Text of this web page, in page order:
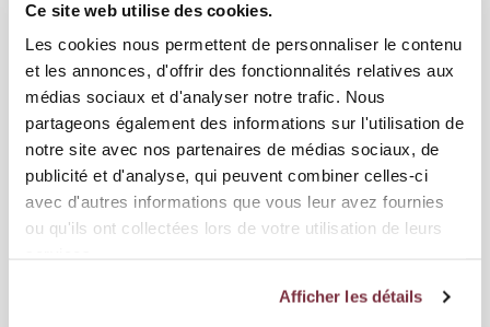
Ce site web utilise des cookies.
Les cookies nous permettent de personnaliser le contenu
et les annonces, d'offrir des fonctionnalités relatives aux
médias sociaux et d'analyser notre trafic. Nous
partageons également des informations sur l'utilisation de
notre site avec nos partenaires de médias sociaux, de
publicité et d'analyse, qui peuvent combiner celles-ci
avec d'autres informations que vous leur avez fournies
ou qu'ils ont collectées lors de votre utilisation de leurs
Afficher les détails
GRASSHOPPER CLUB ZÜRICH - SERVETTE FC 0-2